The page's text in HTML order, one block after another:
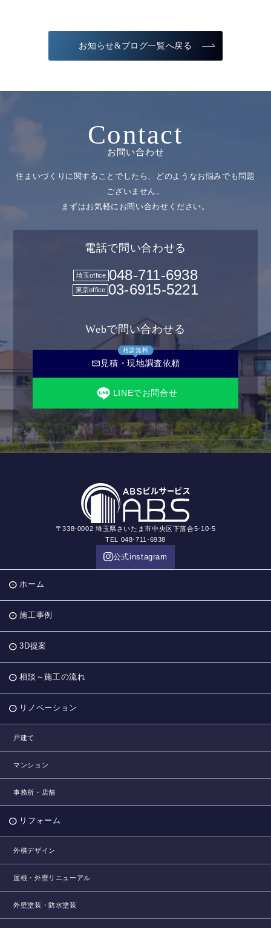
お知らせ&ブログ一覧へ戻る
Contact
お問い合わせ
住まいづくりに関することでしたら、どのようなお悩みでも問題
ございません。
まずはお気軽にお問い合わせください。
電話で問い合わせる
埼玉office 048-711-6938
東京office 03-6915-5221
Webで問い合わせる
相談無料
mail見積・現地調査依頼
LINEでお問合せ
〒338-0002 埼玉県さいたま市中央区下落合5-10-5
TEL 048-711-6938
公式instagram
ホーム
施工事例
3D提案
相談～施工の流れ
リノベーション
戸建て
マンション
事務所・店舗
リフォーム
外構デザイン
屋根・外壁リニューアル
外壁塗装・防水塗装